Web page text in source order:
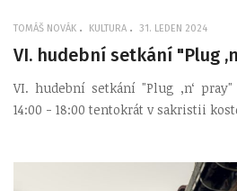
TOMÁŠ NOVÁK KULTURA 31. LEDEN 2024
VI. hudební setkání "Plug
VI. hudební setkání "Plug ,n‘ pray"
14:00 - 18:00 tentokrát v sakristii